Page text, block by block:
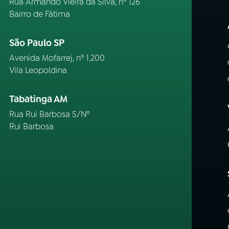
Bairro de Fátima
São Paulo SP
Avenida Mofarrej, nº 1.200
Vila Leopoldina
Tabatinga AM
Rua Rui Barbosa S/Nº
Rui Barbosa